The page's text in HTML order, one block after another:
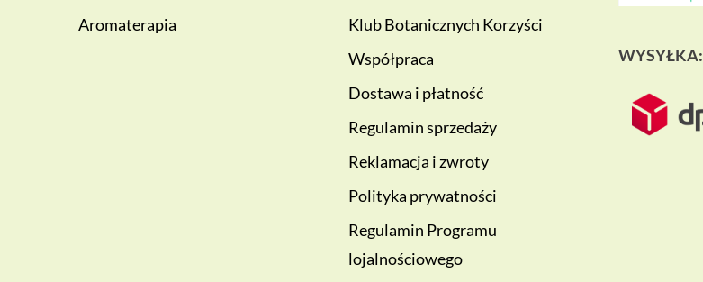
Aromaterapia
Klub Botanicznych Korzyści
Współpraca
Dostawa i płatność
Regulamin sprzedaży
Reklamacja i zwroty
Polityka prywatności
Regulamin Programu
lojalnościowego
WYSYŁKA: